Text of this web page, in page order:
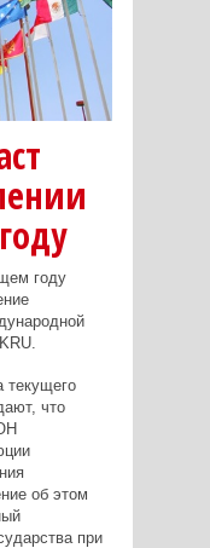
году
текущего
что
об этом
при